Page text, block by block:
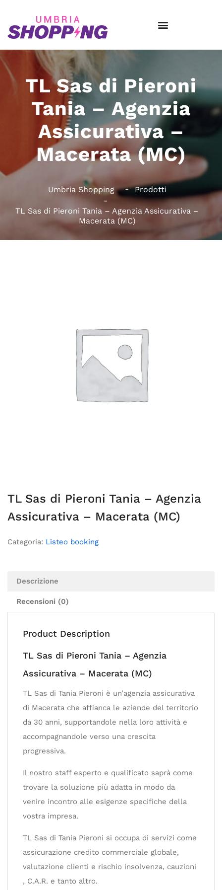
TL Sas di Pieroni
Tania – Agenzia
Assicurativa –
Macerata (MC)
Umbria Shopping Prodotti
TL Sas di Pieroni Tania – Agenzia Assicurativa –
Macerata (MC)
TL Sas di Pieroni Tania – Agenzia
Assicurativa – Macerata (MC)
Categoria: Listeo booking
Descrizione
Recensioni (0)
Product Description
TL Sas di Pieroni Tania – Agenzia
Assicurativa – Macerata (MC)
TL Sas di Tania Pieroni è un’agenzia assicurativa
di Macerata che affianca le aziende del territorio
da 30 anni, supportandole nella loro attività e
accompagnandole verso una crescita
progressiva.
Il nostro staff esperto e qualificato saprà come
trovare la soluzione più adatta in modo da
venire incontro alle esigenze specifiche della
vostra impresa.
TL Sas di Tania Pieroni si occupa di servizi come
assicurazione credito commerciale globale,
valutazione clienti e rischio insolvenza, cauzioni
, C.A.R. e tanto altro.